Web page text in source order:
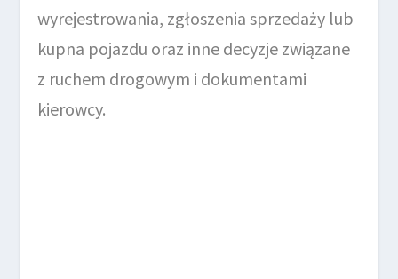
wyrejestrowania, zgłoszenia sprzedaży lub
kupna pojazdu oraz inne decyzje związane
z ruchem drogowym i dokumentami
kierowcy.